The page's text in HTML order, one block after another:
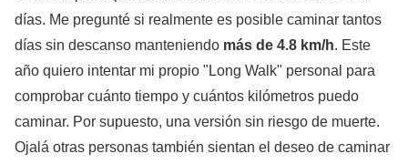
días. Me pregunté si realmente es posible caminar tantos
días sin descanso manteniendo más de 4.8 km/h. Este
año quiero intentar mi propio "Long Walk" personal para
comprobar cuánto tiempo y cuántos kilómetros puedo
caminar. Por supuesto, una versión sin riesgo de muerte.
Ojalá otras personas también sientan el deseo de caminar